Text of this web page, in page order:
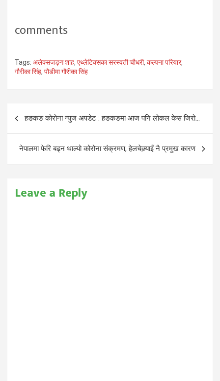
comments
Tags: अलेक्सजङ्ग शाह, एथ्लेटिक्सका सरस्वती चौधरी, कल्पना परियार,
गौरीका सिंह, पौडीमा गौरीका सिंह
Post
navigation
हङकङ कोरोना न्युज अपडेट : हङकङमा आज पनि लोकल केस जिरो…
नेपालमा फेरि बढ्न थाल्यो कोरोना संक्रमण, हेलचेक्र्याइँ नै प्रमुख कारण
Leave a Reply